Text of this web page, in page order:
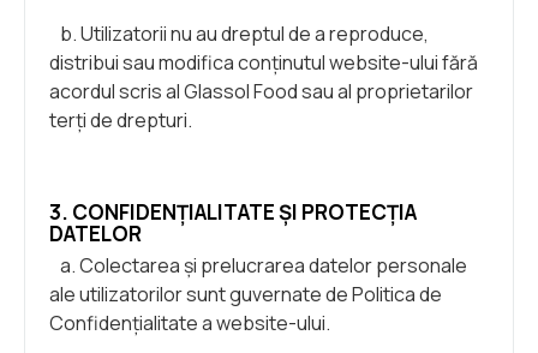
b. Utilizatorii nu au dreptul de a reproduce,
distribui sau modifica conținutul website-ului fără
acordul scris al Glassol Food sau al proprietarilor
terți de drepturi.
3. CONFIDENȚIALITATE ȘI PROTECȚIA
DATELOR
a. Colectarea și prelucrarea datelor personale
ale utilizatorilor sunt guvernate de Politica de
Confidențialitate a website-ului.